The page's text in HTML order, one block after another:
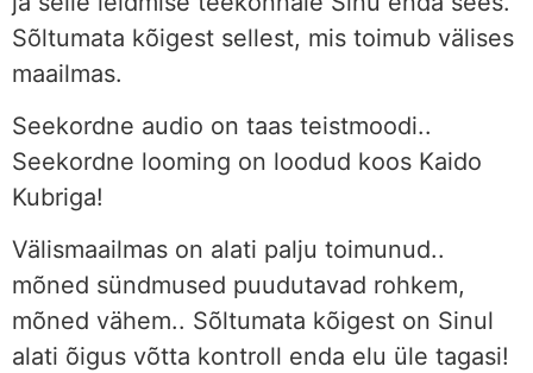
Sõltumata kõigest sellest, mis toimub välises
maailmas.
Seekordne audio on taas teistmoodi..
Seekordne looming on loodud koos Kaido
Kubriga!
Välismaailmas on alati palju toimunud..
mõned sündmused puudutavad rohkem,
mõned vähem.. Sõltumata kõigest on Sinul
alati õigus võtta kontroll enda elu üle tagasi!